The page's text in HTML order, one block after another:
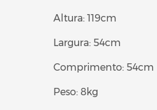
Altura: 119cm
Largura: 54cm
Comprimento: 54cm
Peso: 8kg